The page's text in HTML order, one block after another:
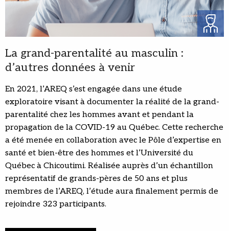
La grand-parentalité au masculin :
d’autres données à venir
En 2021, l’AREQ s’est engagée dans une étude
exploratoire visant à documenter la réalité de la grand-
parentalité chez les hommes avant et pendant la
propagation de la COVID-19 au Québec. Cette recherche
a été menée en collaboration avec le Pôle d’expertise en
santé et bien-être des hommes et l’Université du
Québec à Chicoutimi. Réalisée auprès d’un échantillon
représentatif de grands-pères de 50 ans et plus
membres de l’AREQ, l’étude aura finalement permis de
rejoindre 323 participants.